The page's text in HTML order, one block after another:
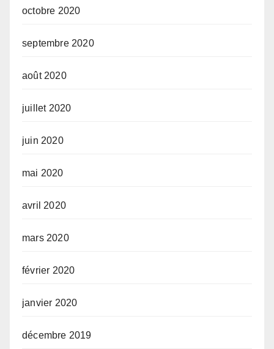
octobre 2020
septembre 2020
août 2020
juillet 2020
juin 2020
mai 2020
avril 2020
mars 2020
février 2020
janvier 2020
décembre 2019